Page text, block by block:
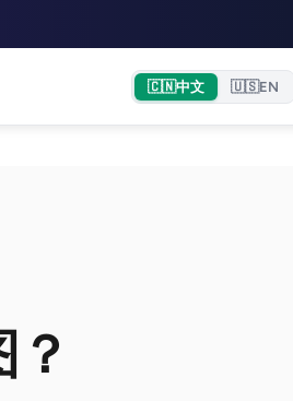
🇨🇳中文 🇺🇸EN